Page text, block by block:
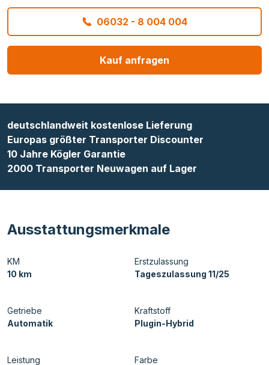
06032 - 8 004 004
Kauf anfragen
deutschlandweit kostenlose Lieferung
Europas größter Transporter Discounter
10 Jahre Kögler Garantie
2000 Transporter Neuwagen auf Lager
Ausstattungsmerkmale
KM
10 km
Erstzulassung
Tageszulassung 11/25
Getriebe
Automatik
Kraftstoff
Plugin-Hybrid
Leistung
Farbe